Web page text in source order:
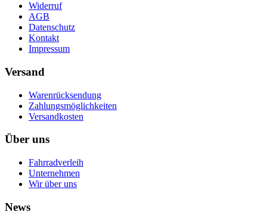
Widerruf
AGB
Datenschutz
Kontakt
Impressum
Versand
Warenrücksendung
Zahlungsmöglichkeiten
Versandkosten
Über uns
Fahrradverleih
Unternehmen
Wir über uns
News